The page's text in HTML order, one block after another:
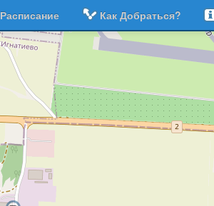
Расписание Как Добраться?